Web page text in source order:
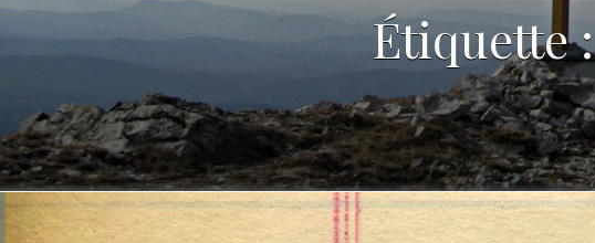
Étiquette